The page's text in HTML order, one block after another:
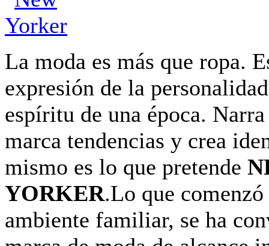
La moda es más que ropa.
expresión de la
espíritu de una época.
marca tendencias y crea
mismo es lo que pretende
YORKER.Lo que comenzó
ambiente familiar, se ha